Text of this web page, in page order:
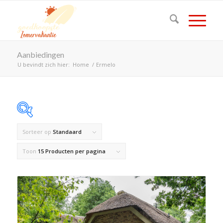
Aanbiedingen
U bevindt zich hier: Home / Ermelo
Op voorraad
Product Land
Product Maximaal aantal personen
Sorteer op Standaard
Toon 15 Producten per pagina